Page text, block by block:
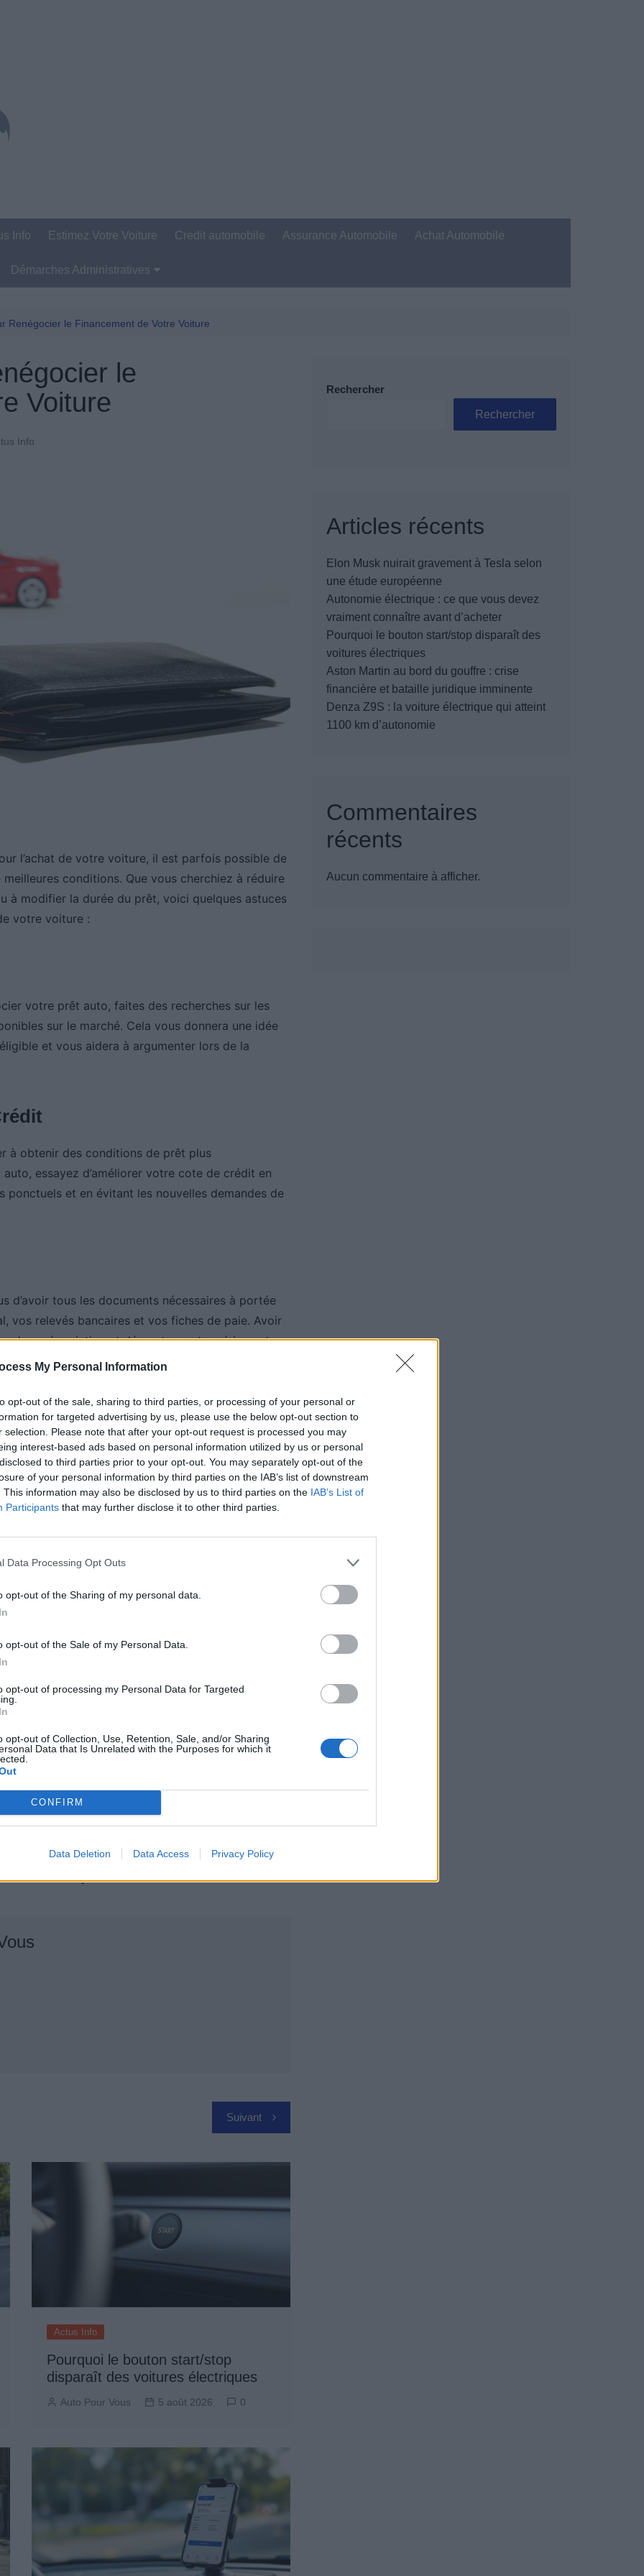
My Personal Information
opt-out of the sale, sharing to third parties, or processing of your personal or
for targeted advertising by us, please use the below opt-out section to
selection. Please note that after your opt-out request is processed you may
interest-based ads based on personal information utilized by us or personal
to third parties prior to your opt-out. You may separately opt-out of the
of your personal information by third parties on the IAB’s list of downstream
This information may also be disclosed by us to third parties on the IAB’s List of
Participants that may further disclose it to other third parties.
Data Processing Opt Outs
opt-out of the Sharing of my personal data.
opt-out of the Sale of my Personal Data.
opt-out of processing my Personal Data for Targeted
opt-out of Collection, Use, Retention, Sale, and/or Sharing
Data that Is Unrelated with the Purposes for which it
CONFIRM
Data Deletion Data Access Privacy Policy
Info Estimez Votre Voiture Credit automobile Assurance Automobile Achat Automobile
Démarches Administratives
Permis De Conduire
Renégocier le Financement de Votre Voiture
le
Voiture
Info
l’achat de votre voiture, il est parfois possible de
conditions. Que vous cherchiez à réduire
à modifier la durée du prêt, voici quelques astuces
votre voiture :
votre prêt auto, faites des recherches sur les
sur le marché. Cela vous donnera une idée
et vous aidera à argumenter lors de la
à obtenir des conditions de prêt plus
essayez d’améliorer votre cote de crédit en
ponctuels et en évitant les nouvelles demandes de
d’avoir tous les documents nécessaires à portée
vos relevés bancaires et vos fiches de paie. Avoir
de renégociation et démontrer votre sérieux et
pour discuter de la possibilité de renégocier
et proposez des termes de prêt alternatifs
à négocier et à compromettre pour parvenir à un
de votre prêt, envisagez de refinancer votre prêt
peut vous permettre d’obtenir un nouveau prêt
d’intérêt plus bas ou des mensualités plus
que vous avez trouvées lors de vos
prêteur actuel. Si vous pouvez démontrer que
votre prêteur actuel pourrait être plus disposé à
rester en affaires avec vous.
vos chances de renégocier avec succès le
de prêt plus avantageuses qui
et à vos objectifs.
Suivant
Actus Info
Pourquoi le bouton start/stop
disparaît des voitures électriques
Auto Pour Vous 5 août 2026 0
Rechercher
Rechercher
Articles récents
Elon Musk nuirait gravement à Tesla selon
une étude européenne
Autonomie électrique : ce que vous devez
vraiment connaître avant d’acheter
Pourquoi le bouton start/stop disparaît des
voitures électriques
Aston Martin au bord du gouffre : crise
financière et bataille juridique imminente
Denza Z9S : la voiture électrique qui atteint
1100 km d’autonomie
Commentaires
récents
Aucun commentaire à afficher.